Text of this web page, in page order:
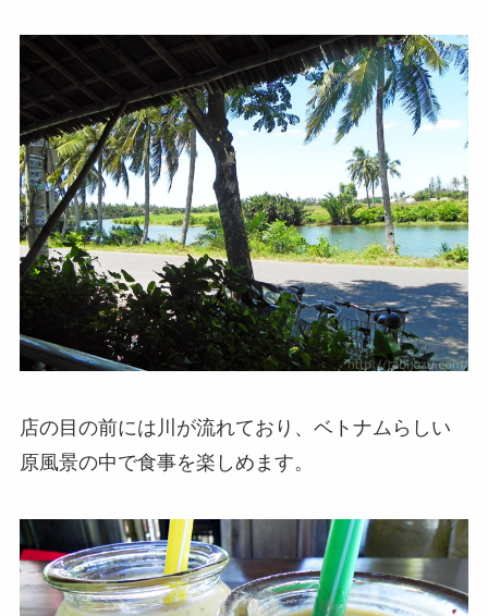
店の目の前には川が流れており、ベトナムらしい
原風景の中で食事を楽しめます。